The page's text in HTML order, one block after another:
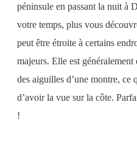
péninsule en passant la nuit à
votre temps, plus vous
peut être étroite à certains
majeurs. Elle est généralement
des aiguilles d’une montre, ce
d’avoir la vue sur la côte.
!